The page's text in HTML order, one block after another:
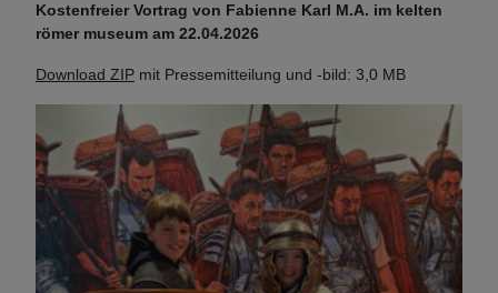
Kostenfreier Vortrag von Fabienne Karl M.A. im kelten
römer museum am 22.04.2026
Download ZIP mit Pressemitteilung und -bild: 3,0 MB